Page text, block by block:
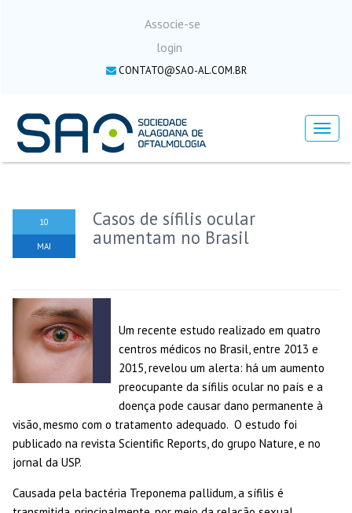
Associe-se
login
CONTATO@SAO-AL.COM.BR
Menu
10
MAI
Casos de sífilis ocular
aumentam no Brasil
Um recente estudo realizado em quatro
centros médicos no Brasil, entre 2013 e
2015, revelou um alerta: há um aumento
preocupante da sífilis ocular no país e a
doença pode causar dano permanente à
visão, mesmo com o tratamento adequado. O estudo foi
publicado na revista Scientific Reports, do grupo Nature, e no
jornal da USP.
Causada pela bactéria Treponema pallidum, a sífilis é